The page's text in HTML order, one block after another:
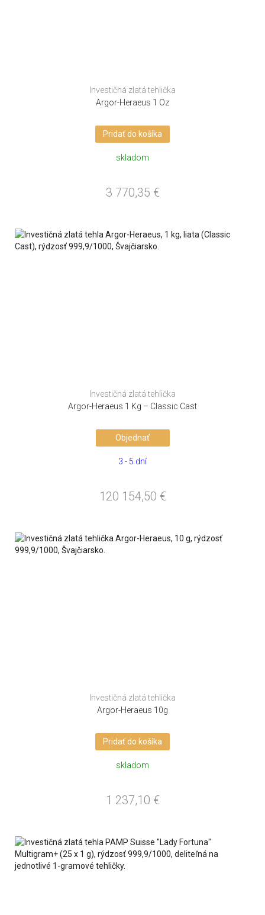
Investičná zlatá tehlička
Argor-Heraeus 1 Oz
Pridať do košíka
skladom
3 770,35 €
Investičná zlatá tehlička
Argor-Heraeus 1 Kg – Classic Cast
Objednať
3 - 5 dní
120 154,50 €
Investičná zlatá tehlička
Argor-Heraeus 10g
Pridať do košíka
skladom
1 237,10 €